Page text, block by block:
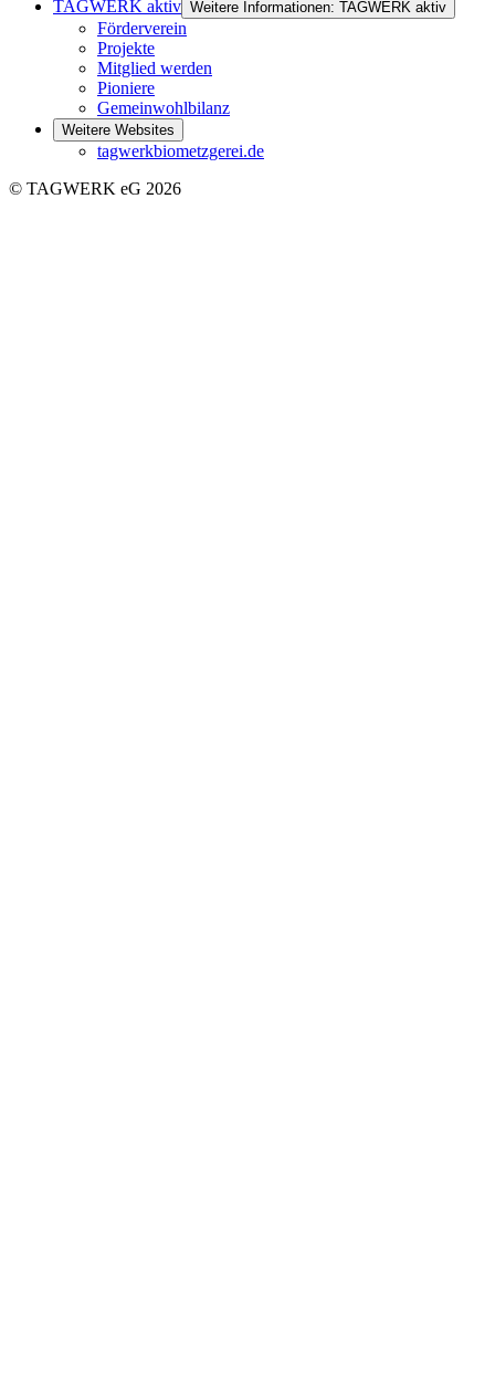
TAGWERK aktiv Weitere Informationen: TAGWERK aktiv
Förderverein
Projekte
Mitglied werden
Pioniere
Gemeinwohlbilanz
Weitere Websites
tagwerkbiometzgerei.de
© TAGWERK eG 2026